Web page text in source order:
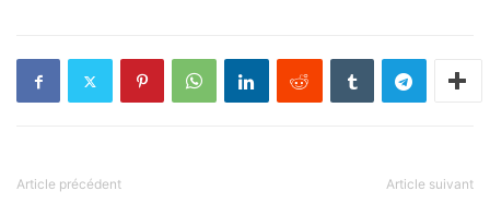
Article précédent Article suivant